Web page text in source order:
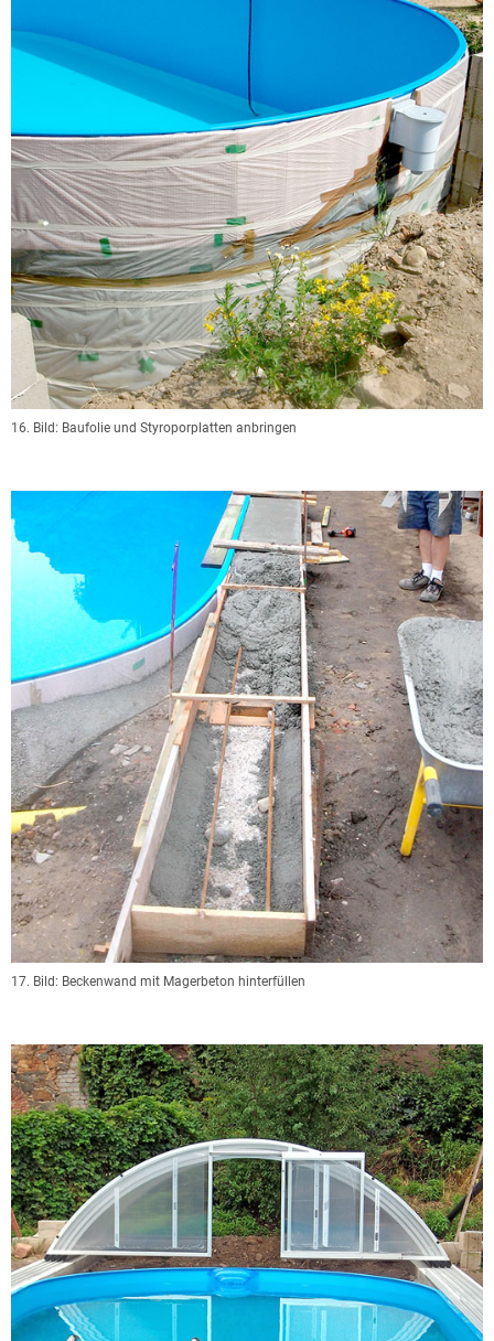
16. Bild: Baufolie und Styroporplatten anbringen
17. Bild: Beckenwand mit Magerbeton hinterfüllen